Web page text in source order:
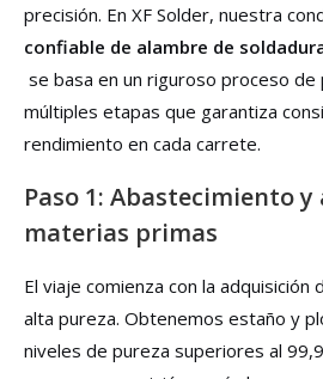
precisión. En XF Solder, nuestra
confiable de alambre de
se basa en un riguroso proceso de
múltiples etapas que garantiza
rendimiento en cada carrete.
Paso 1: Abastecimiento
materias primas
El viaje comienza con la
alta pureza. Obtenemos estaño y
niveles de pureza superiores al